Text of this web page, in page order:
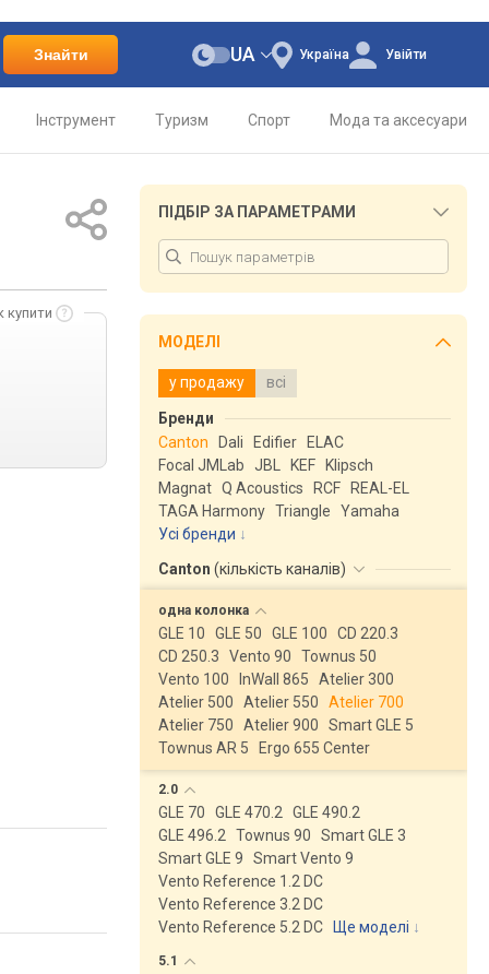
Знайти Україна
UA Увійти
Інструмент Туризм Спорт Мода та аксесуари
купити
ПІДБІР ЗА ПАРАМЕТРАМИ
МОДЕЛІ
у продажу всі
Бренди
Canton
Dali Edifier
ELAC
Focal JMLab
JBL KEF
Klipsch
Magnat Q Acoustics RCF
REAL-EL
TAGA Harmony Triangle
Yamaha
Усі бренди
Canton (кількість каналів)
одна колонка
GLE 10 GLE 50 GLE 100
CD 220.3
CD 250.3
Vento 90
Townus 50
Vento 100
InWall 865
Atelier 300
Atelier 500
Atelier 550
Atelier 700
Atelier 750
Atelier 900
Smart GLE 5
Townus AR 5
Ergo 655 Center
2.0
GLE 70 GLE 470.2
GLE 490.2
GLE 496.2
Townus 90
Smart GLE 3
Smart GLE 9
Smart Vento 9
Vento Reference 1.2 DC
Vento Reference 3.2 DC
Vento Reference 5.2 DC
Ще моделі ↓
5.1